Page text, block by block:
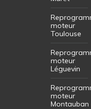
moteur
Toulouse
moteur
Léguevin
moteur
Montauban